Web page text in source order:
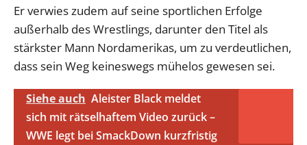
Er verwies zudem auf seine sportlichen Erfolge
außerhalb des Wrestlings, darunter den Titel als
stärkster Mann Nordamerikas, um zu verdeutlichen,
dass sein Weg keineswegs mühelos gewesen sei.
Siehe auch Aleister Black meldet
sich mit rätselhaftem Video zurück –
WWE legt bei SmackDown kurzfristig